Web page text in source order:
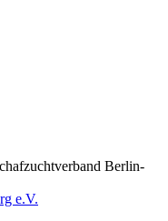
Berlin-